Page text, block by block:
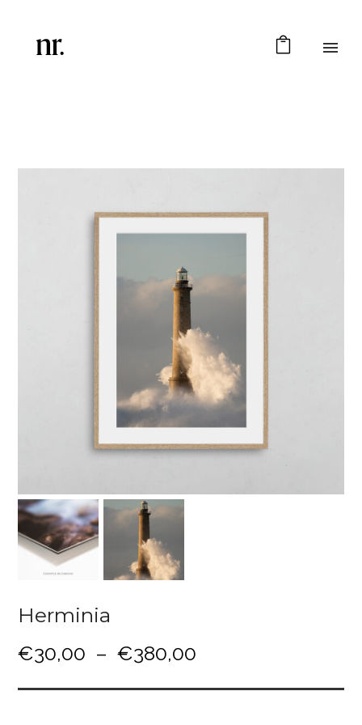
Herminia
€30,00 – €380,00
a